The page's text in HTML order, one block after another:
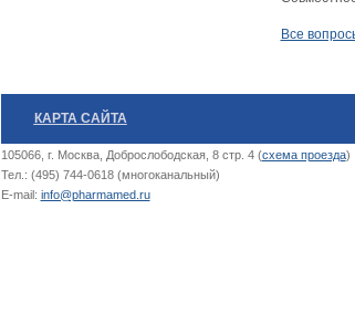
Все
КАРТА САЙТА
105066, г. Москва, Доброслободская, 8 стр. 4 (схема проезда)
Тел.: (495) 744-0618 (многоканальный)
E-mail: info@pharmamed.ru